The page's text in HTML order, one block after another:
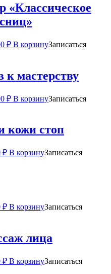
«Классическое
₽ В корзинуЗаписаться
к мастерству
₽ В корзинуЗаписаться
кожи стоп
₽ В корзинуЗаписаться
₽ В корзинуЗаписаться
лица
₽ В корзинуЗаписаться